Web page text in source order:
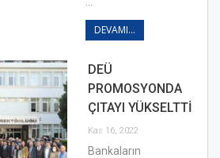
DEVAMI...
DEÜ
PROMOSYONDA
ÇITAYI YÜKSELTTİ
Kas 16, 2022
Bankaların